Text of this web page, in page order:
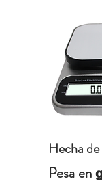
Hecha
Pesa en